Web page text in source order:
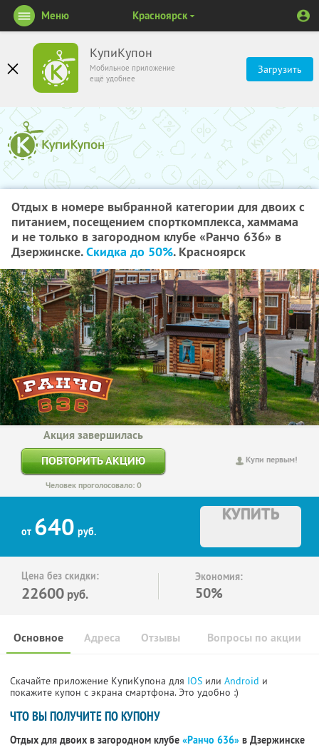
КупиКупон
Мобильное приложение
ещё удобнее
Загрузить
Меню Красноярск
Отдых в номере выбранной категории для двоих с
питанием, посещением спорткомплекса, хаммама
и не только в загородном клубе «Ранчо 636» в
Дзержинске.Скидка до 50%. Красноярск
Купи первым!
Акция завершилась
ПОВТОРИТЬ АКЦИЮ
Человек проголосовало: 0
от 640 руб.
КУПИТЬ
Цена без скидки:
22600 руб.
Экономия:
50%
Основное Отзывы Вопросы по акции
Адреса
Скачайте приложение КупиКупона для IOS или Android и
покажите купон с экрана смартфона. Это удобно :)
ЧТО ВЫ ПОЛУЧИТЕ ПО КУПОНУ
Отдых для двоих в загородном клубе «Ранчо 636» в Дзержинске